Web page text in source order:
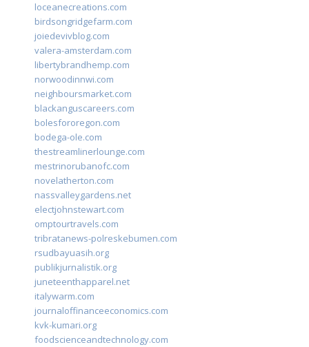
loceanecreations.com
birdsongridgefarm.com
joiedevivblog.com
valera-amsterdam.com
libertybrandhemp.com
norwoodinnwi.com
neighboursmarket.com
blackanguscareers.com
bolesfororegon.com
bodega-ole.com
thestreamlinerlounge.com
mestrinorubanofc.com
novelatherton.com
nassvalleygardens.net
electjohnstewart.com
omptourtravels.com
tribratanews-polreskebumen.com
rsudbayuasih.org
publikjurnalistik.org
juneteenthapparel.net
italywarm.com
journaloffinanceeconomics.com
kvk-kumari.org
foodscienceandtechnology.com